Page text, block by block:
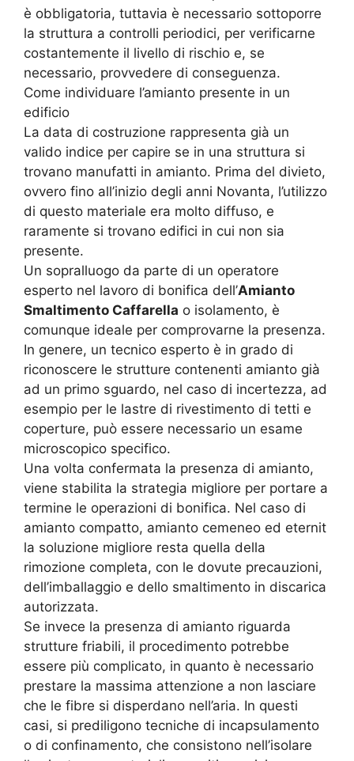
è obbligatoria, tuttavia è necessario sottoporre
la struttura a controlli periodici, per verificarne
costantemente il livello di rischio e, se
necessario, provvedere di conseguenza.
Come individuare l’amianto presente in un
edificio
La data di costruzione rappresenta già un
valido indice per capire se in una struttura si
trovano manufatti in amianto. Prima del divieto,
ovvero fino all’inizio degli anni Novanta, l’utilizzo
di questo materiale era molto diffuso, e
raramente si trovano edifici in cui non sia
presente.
Un sopralluogo da parte di un operatore
esperto nel lavoro di bonifica dell’Amianto
Smaltimento Caffarella o isolamento, è
comunque ideale per comprovarne la presenza.
In genere, un tecnico esperto è in grado di
riconoscere le strutture contenenti amianto già
ad un primo sguardo, nel caso di incertezza, ad
esempio per le lastre di rivestimento di tetti e
coperture, può essere necessario un esame
microscopico specifico.
Una volta confermata la presenza di amianto,
viene stabilita la strategia migliore per portare a
termine le operazioni di bonifica. Nel caso di
amianto compatto, amianto cemeneo ed eternit
la soluzione migliore resta quella della
rimozione completa, con le dovute precauzioni,
dell’imballaggio e dello smaltimento in discarica
autorizzata.
Se invece la presenza di amianto riguarda
strutture friabili, il procedimento potrebbe
essere più complicato, in quanto è necessario
prestare la massima attenzione a non lasciare
che le fibre si disperdano nell’aria. In questi
casi, si prediligono tecniche di incapsulamento
o di confinamento, che consistono nell’isolare